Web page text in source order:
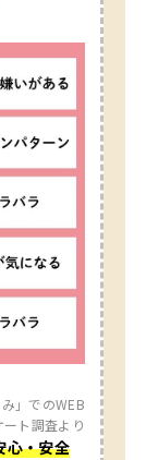
」でのWEB
ート調査より
心・安全